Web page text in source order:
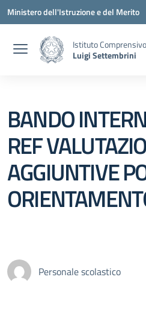
Vai ai contenuti
Vai al menu di navigazione
Vai al footer
Ministero dell'Istruzione e del Merito
Istituto Comprensivo
Luigi Settembrini
BANDO
REF
AGGIUNTIVE
Personale scolastico